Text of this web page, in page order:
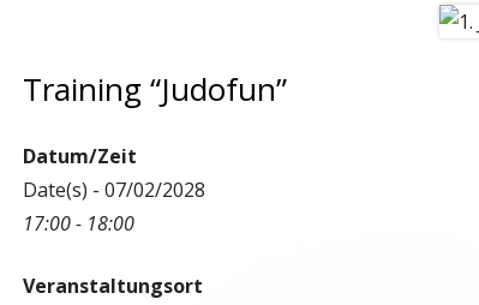
KONTO
ABMELDEN
MITGLIEDER
Training “Judofun”
Datum/Zeit
Date(s) - 07/02/2028
17:00 - 18:00
Veranstaltungsort